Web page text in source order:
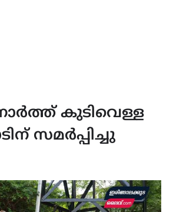
കുടിവെള്ള
സമർപ്പിച്ചു